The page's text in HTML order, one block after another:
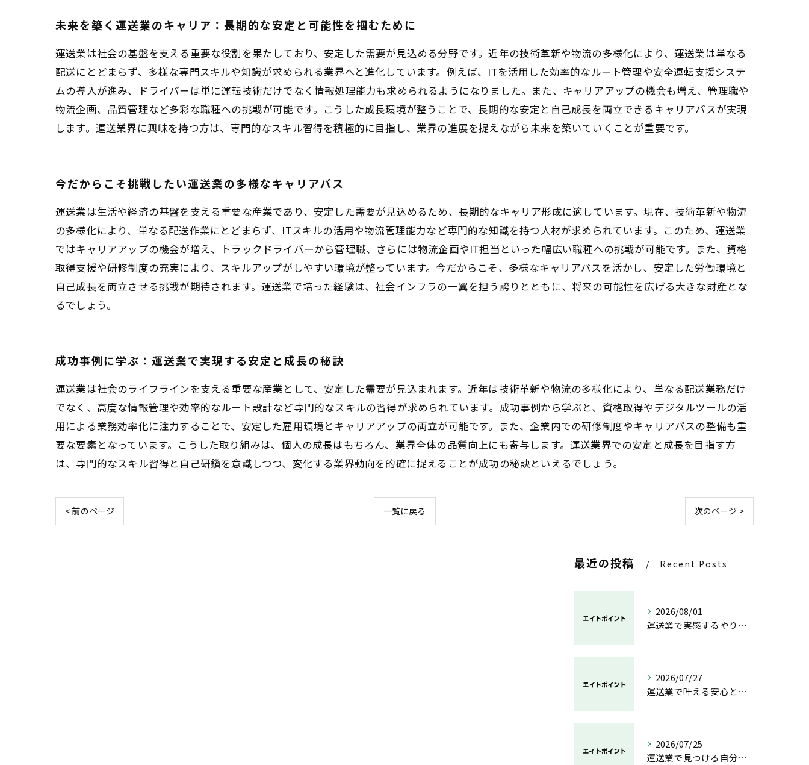
未来を築く運送業のキャリア：長期的な安定と可能性を掴むために
運送業は社会の基盤を支える重要な役割を果たしており、安定した需要が見込める分野です。近年の技術革新や物流の多様化により、運送業は単なる
配送にとどまらず、多様な専門スキルや知識が求められる業界へと進化しています。例えば、ITを活用した効率的なルート管理や安全運転支援システ
ムの導入が進み、ドライバーは単に運転技術だけでなく情報処理能力も求められるようになりました。また、キャリアアップの機会も増え、管理職や
物流企画、品質管理など多彩な職種への挑戦が可能です。こうした成長環境が整うことで、長期的な安定と自己成長を両立できるキャリアパスが実現
します。運送業界に興味を持つ方は、専門的なスキル習得を積極的に目指し、業界の進展を捉えながら未来を築いていくことが重要です。
今だからこそ挑戦したい運送業の多様なキャリアパス
運送業は生活や経済の基盤を支える重要な産業であり、安定した需要が見込めるため、長期的なキャリア形成に適しています。現在、技術革新や物流
の多様化により、単なる配送作業にとどまらず、ITスキルの活用や物流管理能力など専門的な知識を持つ人材が求められています。このため、運送業
ではキャリアアップの機会が増え、トラックドライバーから管理職、さらには物流企画やIT担当といった幅広い職種への挑戦が可能です。また、資格
取得支援や研修制度の充実により、スキルアップがしやすい環境が整っています。今だからこそ、多様なキャリアパスを活かし、安定した労働環境と
自己成長を両立させる挑戦が期待されます。運送業で培った経験は、社会インフラの一翼を担う誇りとともに、将来の可能性を広げる大きな財産とな
るでしょう。
成功事例に学ぶ：運送業で実現する安定と成長の秘訣
運送業は社会のライフラインを支える重要な産業として、安定した需要が見込まれます。近年は技術革新や物流の多様化により、単なる配送業務だけ
でなく、高度な情報管理や効率的なルート設計など専門的なスキルの習得が求められています。成功事例から学ぶと、資格取得やデジタルツールの活
用による業務効率化に注力することで、安定した雇用環境とキャリアアップの両立が可能です。また、企業内での研修制度やキャリアパスの整備も重
要な要素となっています。こうした取り組みは、個人の成長はもちろん、業界全体の品質向上にも寄与します。運送業界での安定と成長を目指す方
は、専門的なスキル習得と自己研鑽を意識しつつ、変化する業界動向を的確に捉えることが成功の秘訣といえるでしょう。
< 前のページ 一覧に戻る 次のページ >
最近の投稿 Recent Posts
2026/08/01
運送業で実感するやりがいと成長の魅力
2026/07/27
運送業で叶える安心と成長のキャリア
2026/07/25
運送業で見つける自分らしい働き方と安定の未来